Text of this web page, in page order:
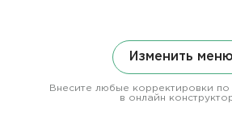
Изменить меню
Внесите любые корректировки по
в онлайн